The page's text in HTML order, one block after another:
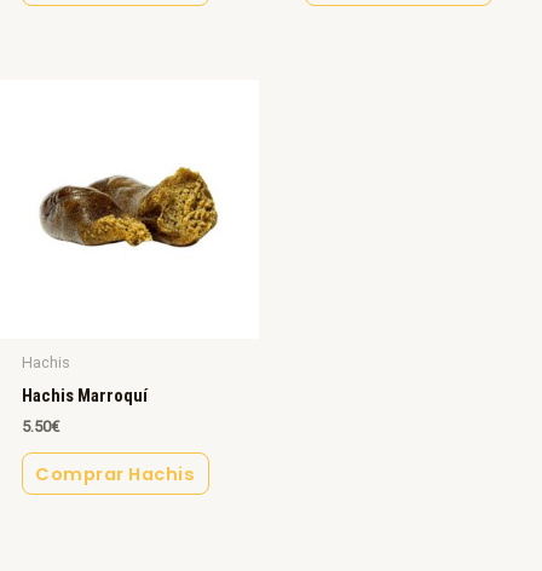
Hachis
Hachis Marroquí
5.50€
Comprar Hachis